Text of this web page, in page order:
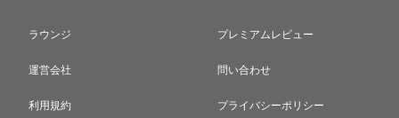
ラウンジ プレミアムレビュー
運営会社 問い合わせ
利用規約 プライバシーポリシー